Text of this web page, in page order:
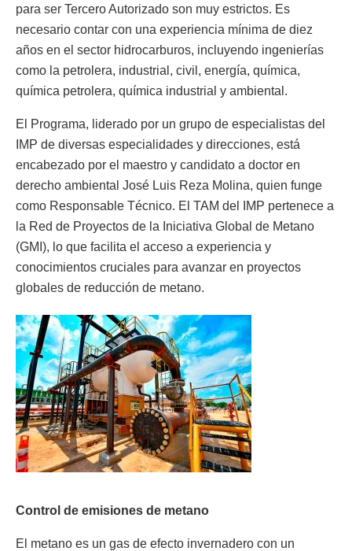
para ser Tercero Autorizado son muy estrictos. Es
necesario contar con una experiencia mínima de diez
años en el sector hidrocarburos, incluyendo ingenierías
como la petrolera, industrial, civil, energía, química,
química petrolera, química industrial y ambiental.
El Programa, liderado por un grupo de especialistas del
IMP de diversas especialidades y direcciones, está
encabezado por el maestro y candidato a doctor en
derecho ambiental José Luis Reza Molina, quien funge
como Responsable Técnico. El TAM del IMP pertenece a
la Red de Proyectos de la Iniciativa Global de Metano
(GMI), lo que facilita el acceso a experiencia y
conocimientos cruciales para avanzar en proyectos
globales de reducción de metano.
Control de emisiones de metano
El metano es un gas de efecto invernadero con un